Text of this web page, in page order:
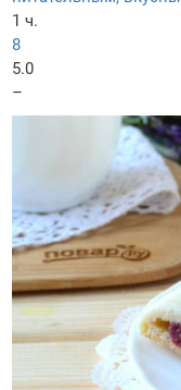
1 ч.
8
5.0
–